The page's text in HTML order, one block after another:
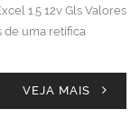
1.5 12v Gls Valores
de uma retífica
VEJA MAIS